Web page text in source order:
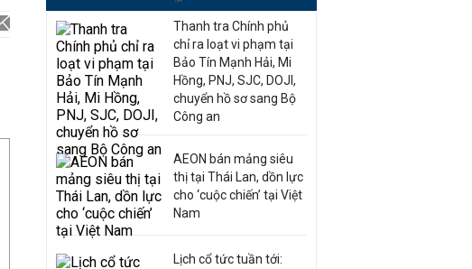
Thanh tra Chính phủ
chỉ ra loạt vi phạm tại
Bảo Tín Mạnh Hải, Mi
Hồng, PNJ, SJC, DOJI,
chuyển hồ sơ sang Bộ
Công an
AEON bán mảng siêu
thị tại Thái Lan, dồn lực
cho ‘cuộc chiến’ tại Việt
Nam
Lịch cổ tức tuần tới: